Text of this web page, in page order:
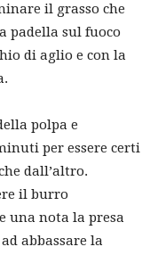
il grasso che
padella sul fuoco
di aglio e con la
polpa e
per essere certi
dall’altro.
il burro
una nota la presa
abbassare la